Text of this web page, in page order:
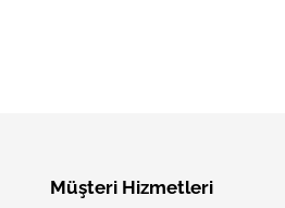
Müşteri Hizmetleri